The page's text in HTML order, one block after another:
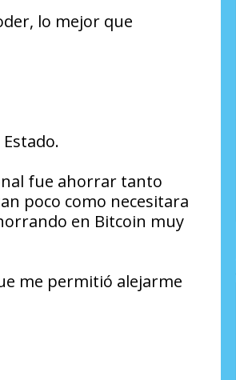
lo mejor que
fue ahorrar tanto
poco como necesitara
en Bitcoin muy
me permitió alejarme